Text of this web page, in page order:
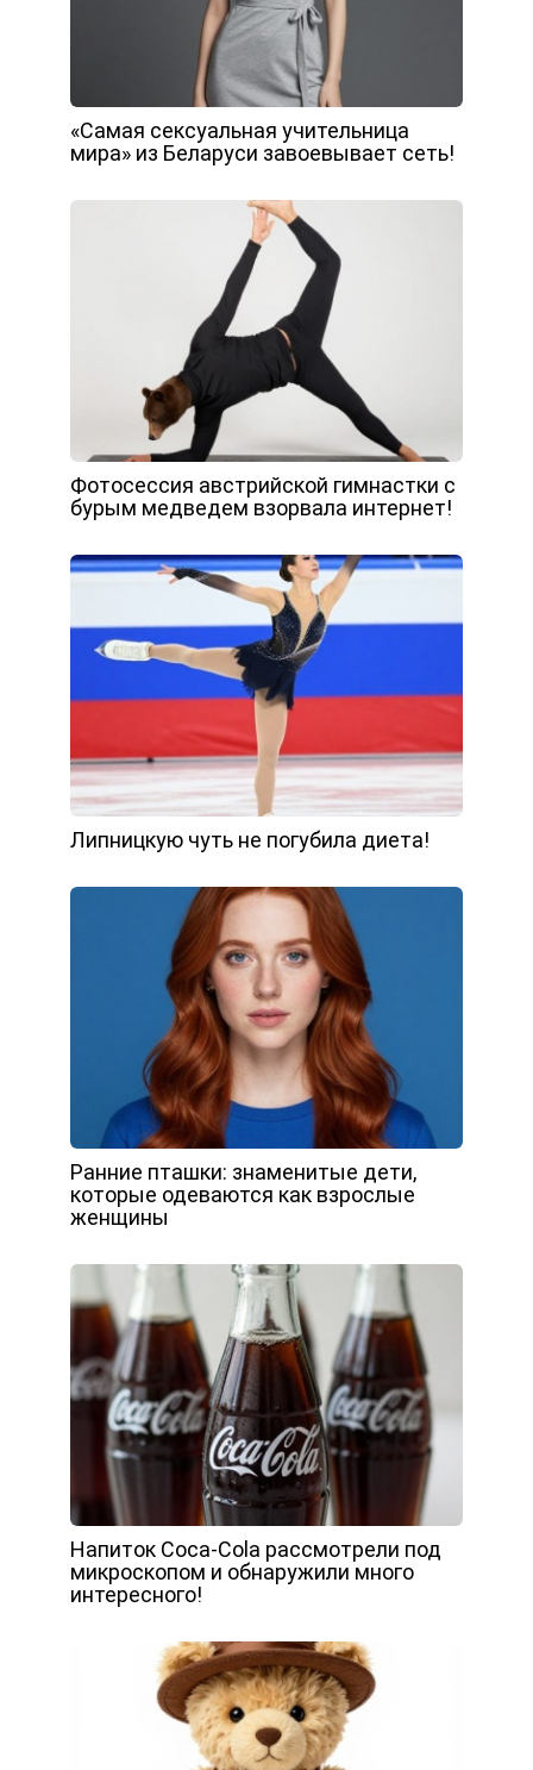
«Самая сексуальная учительница
мира» из Беларуси завоевывает сеть!
Фотосессия австрийской гимнастки с
бурым медведем взорвала интернет!
Липницкую чуть не погубила диета!
Ранние пташки: знаменитые дети,
которые одеваются как взрослые
женщины
Напиток Coca-Cola рассмотрели под
микроскопом и обнаружили много
интересного!